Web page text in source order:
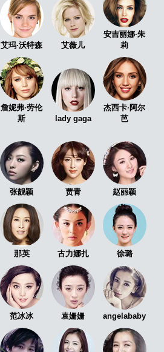
航
艾玛·沃特森 艾薇儿
安吉丽娜·朱
莉
詹妮弗·劳伦
斯
lady gaga
杰西卡·阿尔
芭
张靓颖 贾青 赵丽颖
那英 古力娜扎 徐璐
范冰冰 袁姗姗 angelababy